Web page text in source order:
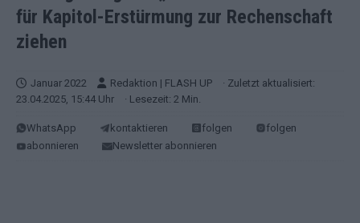
für Kapitol-Erstürmung zur Rechenschaft
ziehen
Januar 2022 Redaktion | FLASH UP
· Zuletzt aktualisiert:
23.04.2025, 15:44 Uhr
· Lesezeit: 2 Min.
WhatsApp kontaktieren folgen
folgen
abonnieren
Newsletter abonnieren